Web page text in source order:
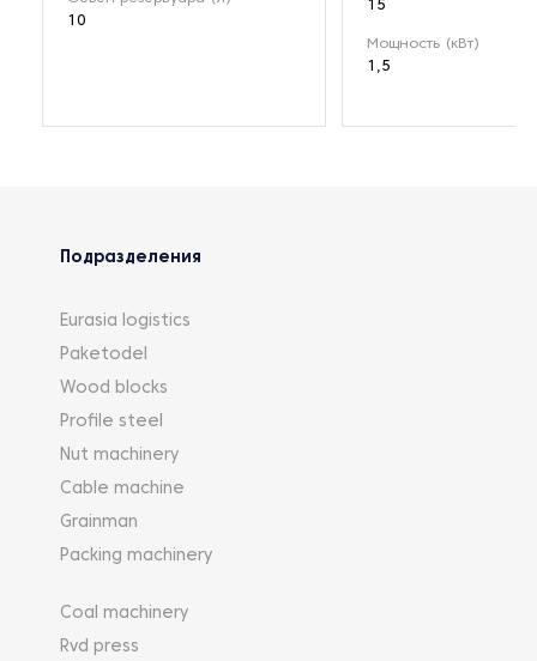
10
15
Мощность (кВт)
1,5
Подразделения
Eurasia logistics
Paketodel
Wood blocks
Profile steel
Nut machinery
Cable machine
Grainman
Packing machinery
Coal machinery
Rvd press